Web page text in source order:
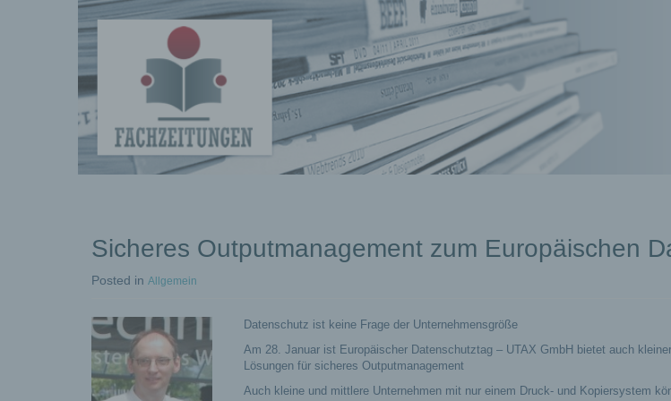
Projekte –
Fachbeiträge
Sicheres Outputmanagement zum Europäischen
Posted in Allgemein
Datenschutz ist keine Frage der Unternehmensgröße
Am 28. Januar ist Europäischer Datenschutztag – UTAX GmbH bietet auch
Lösungen für sicheres Outputmanagement
Auch kleine und mittlere Unternehmen mit nur einem Druck- und Kopiersystem